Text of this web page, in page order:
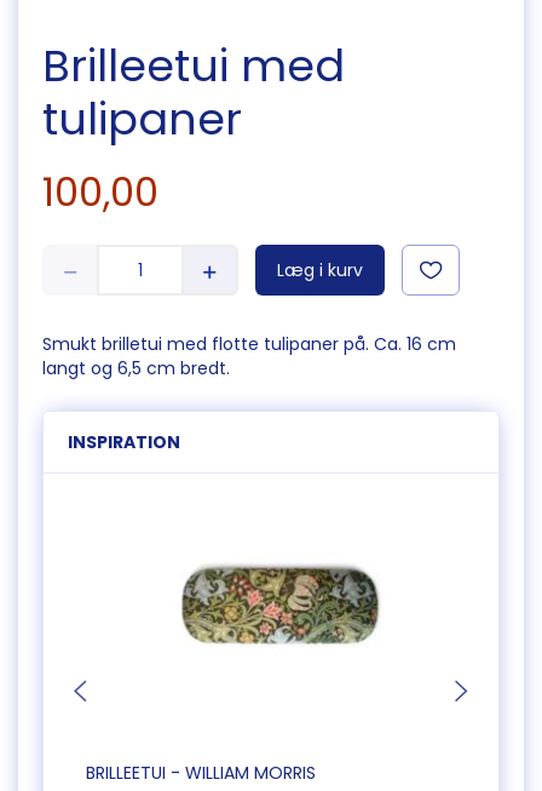
Brilleetui med
tulipaner
100,00
Læg i kurv
Smukt brilletui med flotte tulipaner på. Ca. 16 cm
langt og 6,5 cm bredt.
INSPIRATION
BRILLEETUI - WILLIAM MORRIS